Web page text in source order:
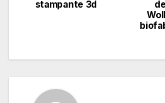
stampante 3d